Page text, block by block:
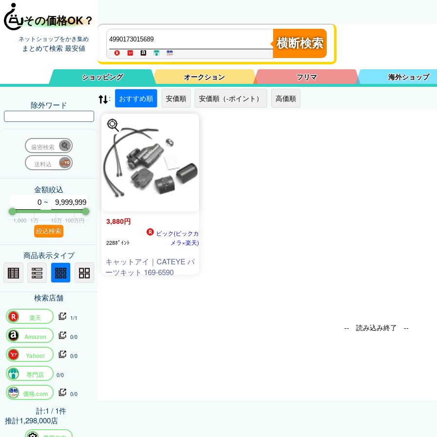
その価格OK？
ネットショップをかき集め
まとめて検索 最安値 横断検索
ショッピング オークション フリマ 海外ショップ
除外ワード
厳密検索
送料込
金額絞込
~
1,000 1万 10万 100万円
絞込検索
商品表示タイプ
検索店舗
楽天 1/1
Amazon 0/0
Yahoo! 0/0
専門店 0/0
価格.com 0/0
計:1 / 1件
推計1,298,000店
: おすすめ順 安価順 安価順（-ポイント） 高価順
3,880円
228ﾎﾟｲﾝﾄ
ビック(ビックカ
メラ×楽天)
キャットアイ｜CATEYE パ
ーツキット 169-6590
-- 読み込み終了 --